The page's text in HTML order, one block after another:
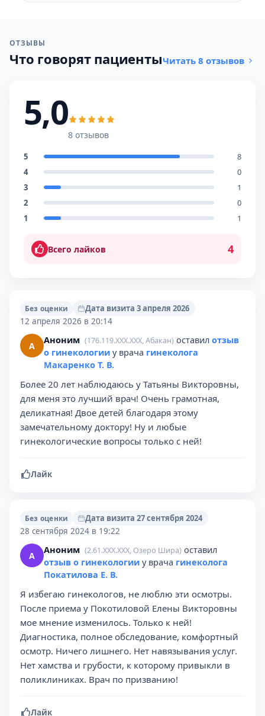
ОТЗЫВЫ
Что говорят пациентыЧитать 8 отзывов
5,0
8 отзывов
5
8
4
0
3
1
2
0
1
1
Всего лайков 4
Без оценки
Дата визита 3 апреля 2026
12 апреля 2026 в 20:14
А Аноним (176.119.XXX.XXX, Абакан) оставил отзыв
о гинекологии у врача гинеколога
Макаренко Т. В.
Более 20 лет наблюдаюсь у Татьяны Викторовны,
для меня это лучший врач! Очень грамотная,
деликатная! Двое детей благодаря этому
замечательному доктору! Ну и любые
гинекологические вопросы только с ней!
Лайк
Без оценки
Дата визита 27 сентября 2024
28 сентября 2024 в 19:22
А Аноним (2.61.XXX.XXX, Озеро Шира) оставил
отзыв о гинекологии у врача гинеколога
Покатилова Е. В.
Я избегаю гинекологов, не люблю эти осмотры.
После приема у Покотиловой Елены Викторовны
мое мнение изменилось. Только к ней!
Диагностика, полное обследование, комфортный
осмотр. Ничего лишнего. Нет навязывания услуг.
Нет хамства и грубости, к которому привыкли в
поликлиниках. Врач по призванию!
Лайк